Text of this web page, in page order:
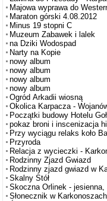
Majowa wyprawa do
Maraton górski 4.08.2012
Minus 19 stopni C
Muzeum Zabawek i lalek
na Dziki Wodospad
Narty na Kopie
nowy album
nowy album
nowy album
nowy album
Ogród Arkadii wiosną
Okolica Karpacza -
Początki budowy Hotelu
pokaz broni i inscenizacja
Przy wyciągu relaks koło
Przyroda
Relacja z wycieczki -
Rodzinny Zjazd Gwiazd
Rodzinny zjazd gwiazd w
Skalny Stół
Skoczna Orlinek - jesienna,
Słonecznik w Karkonoszach